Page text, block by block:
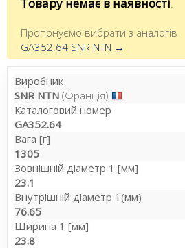
Пропонуємо вибрати з аналогів
GA352.64 SNR NTN →
Виробник
SNR NTN (Франція)
Каталоговий номер
GA352.64
Вага [г]
1305
Зовнішній діаметр 1 [мм]
23.1
Внутрішній діаметр 1(мм)
76.65
Ширина 1 [мм]
23.8